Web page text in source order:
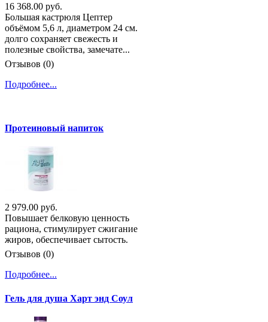
16 368.00 руб.
Большая кастрюля Цептер
объёмом 5,6 л, диаметром 24 см.
долго сохраняет свежесть и
полезные свойства, замечате...
Отзывов (0)
Подробнее...
Протеиновый напиток
2 979.00 руб.
Повышает белковую ценность
рациона, стимулирует сжигание
жиров, обеспечивает сытость.
Отзывов (0)
Подробнее...
Гель для душа Харт энд Соул